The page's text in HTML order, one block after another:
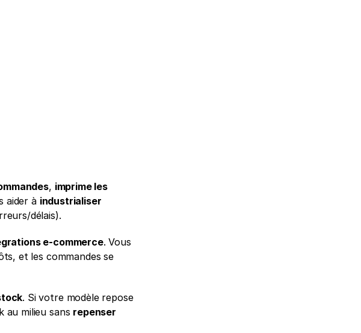
, imprime les
aider à industrialiser
délais).
e-commerce. Vous
dans leurs entrepôts, et les commandes se
. Si votre modèle repose
au milieu sans repenser